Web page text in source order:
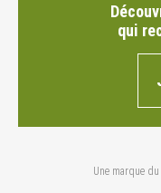
qui
Une marque